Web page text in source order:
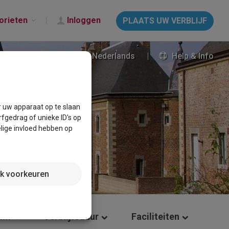
Inloggen PLAATS UW VERBLIJF
Nederlands Help & Info
Verblijfsduur Faciliteiten
apparaat op te slaan
of unieke ID's op
invloed hebben op
voorkeuren